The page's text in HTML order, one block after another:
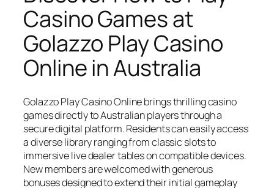
Casino Games at
Golazzo Play Casino
Online in Australia
Golazzo Play Casino Online brings thrilling casino
games directly to Australian players through a
secure digital platform. Residents can easily access
a diverse library ranging from classic slots to
immersive live dealer tables on compatible devices.
New members are welcomed with generous
bonuses designed to extend their initial gameplay